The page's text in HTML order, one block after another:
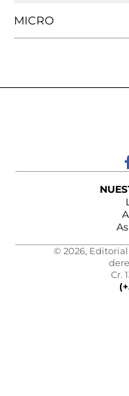
MICRO
© 2026, Editorial
Cr.